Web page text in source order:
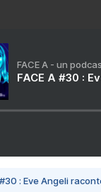
FACE A - un
FACE A #30 :
#30 : Eve Angeli